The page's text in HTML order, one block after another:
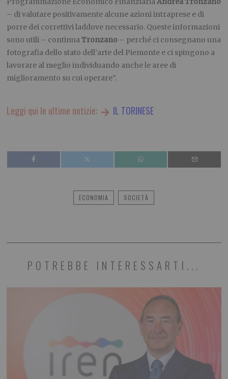
– di valutare positivamente alcune azioni intraprese e di
porre dei correttivi laddove necessario. Queste informazioni
sono utili – continuaTronzano – perché ci consegnano una
fotografia dello stato dell’arte del Piemonte e ci spingono a
lavorare al meglio individuando anche le aree di
miglioramento su cui operare”.
Leggi qui le ultime notizie: IL TORINESE
ECONOMIA SOCIETÀ
POTREBBE INTERESSARTI...